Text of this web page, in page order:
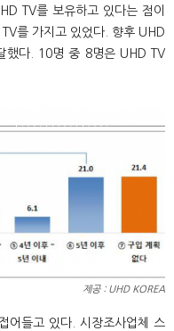
TV를 보유하고 있다는 점이
를 가지고 있었다. 향후 UHD
했다. 10명 중 8명은 UHD TV
제공 : UHD KOREA
어들고 있다. 시장조사업체 스